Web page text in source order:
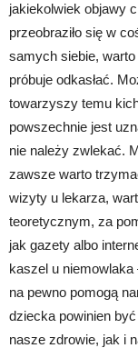
jakiekolwiek objawy
przeobraziło się w
samych siebie,
próbuje odkasłać.
towarzyszy temu
powszechnie jest
nie należy zwlekać.
zawsze warto
wizyty u lekarza,
teoretycznym, za
jak gazety albo
kaszel u
na pewno pomogą
dziecka powinien
nasze zdrowie, jak i